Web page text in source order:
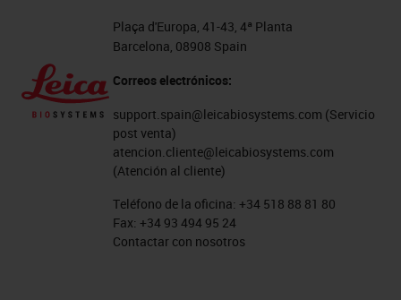
Plaça d'Europa, 41-43, 4ª Planta
Barcelona, 08908 Spain
Correos electrónicos:
support.spain@leicabiosystems.com (Servicio
post venta)
atencion.cliente@leicabiosystems.com
(Atención al cliente)
Teléfono de la oficina: +34 518 88 81 80
Fax: +34 93 494 95 24
Contactar con nosotros